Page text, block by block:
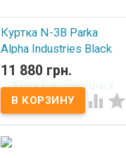
Куртка N-3B Parka
Alpha Industries Black
В наличии
11 880 грн.
 